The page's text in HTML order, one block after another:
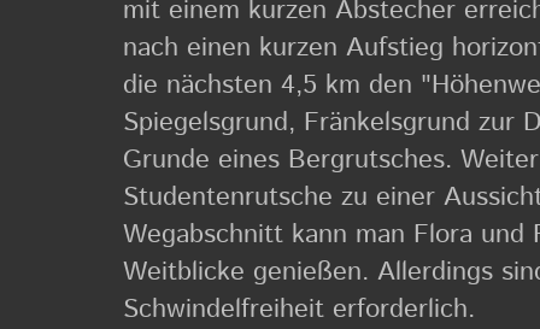
mit einem kurzen Abstecher
nach einen kurzen Aufstieg
die nächsten 4,5 km den
Spiegelsgrund, Fränkelsgrund zur
Grunde eines Bergrutsches.
Studentenrutsche zu einer
Wegabschnitt kann man Flora und
Weitblicke genießen. Allerdings
Schwindelfreiheit erforderlich.